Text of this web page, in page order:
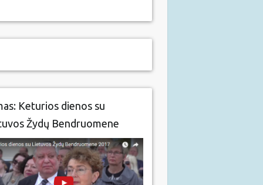
Keturios dienos su
Žydų Bendruomene